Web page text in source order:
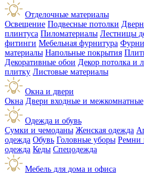
Отделочные материалы
Освещение Подвесные потолки
плинтуса Пиломатериалы Лестницы
фитинги Мебельная фурнитура
материалы Напольные покрытия
Декоративные обои Декор потолка и
плитку Листовые материалы
Окна и двери
Окна Двери входные и межкомнатные
Одежда и обувь
Сумки и чемоданы Женская одежда
одежда Обувь Головные уборы Ремни
одежда Кеды Спецодежда
Мебель для дома и офиса